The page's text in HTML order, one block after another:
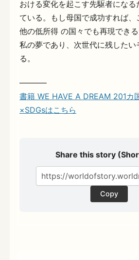
おける変化を起こす先駆者になる
ている。もし母国で成功すれば
他の低所得 の国々でも再現でき
私の夢であり、次世代に残したい
る。
———–
書籍 WE HAVE A DREAM 201カ
×SDGsはこちら
Share this story
Copy